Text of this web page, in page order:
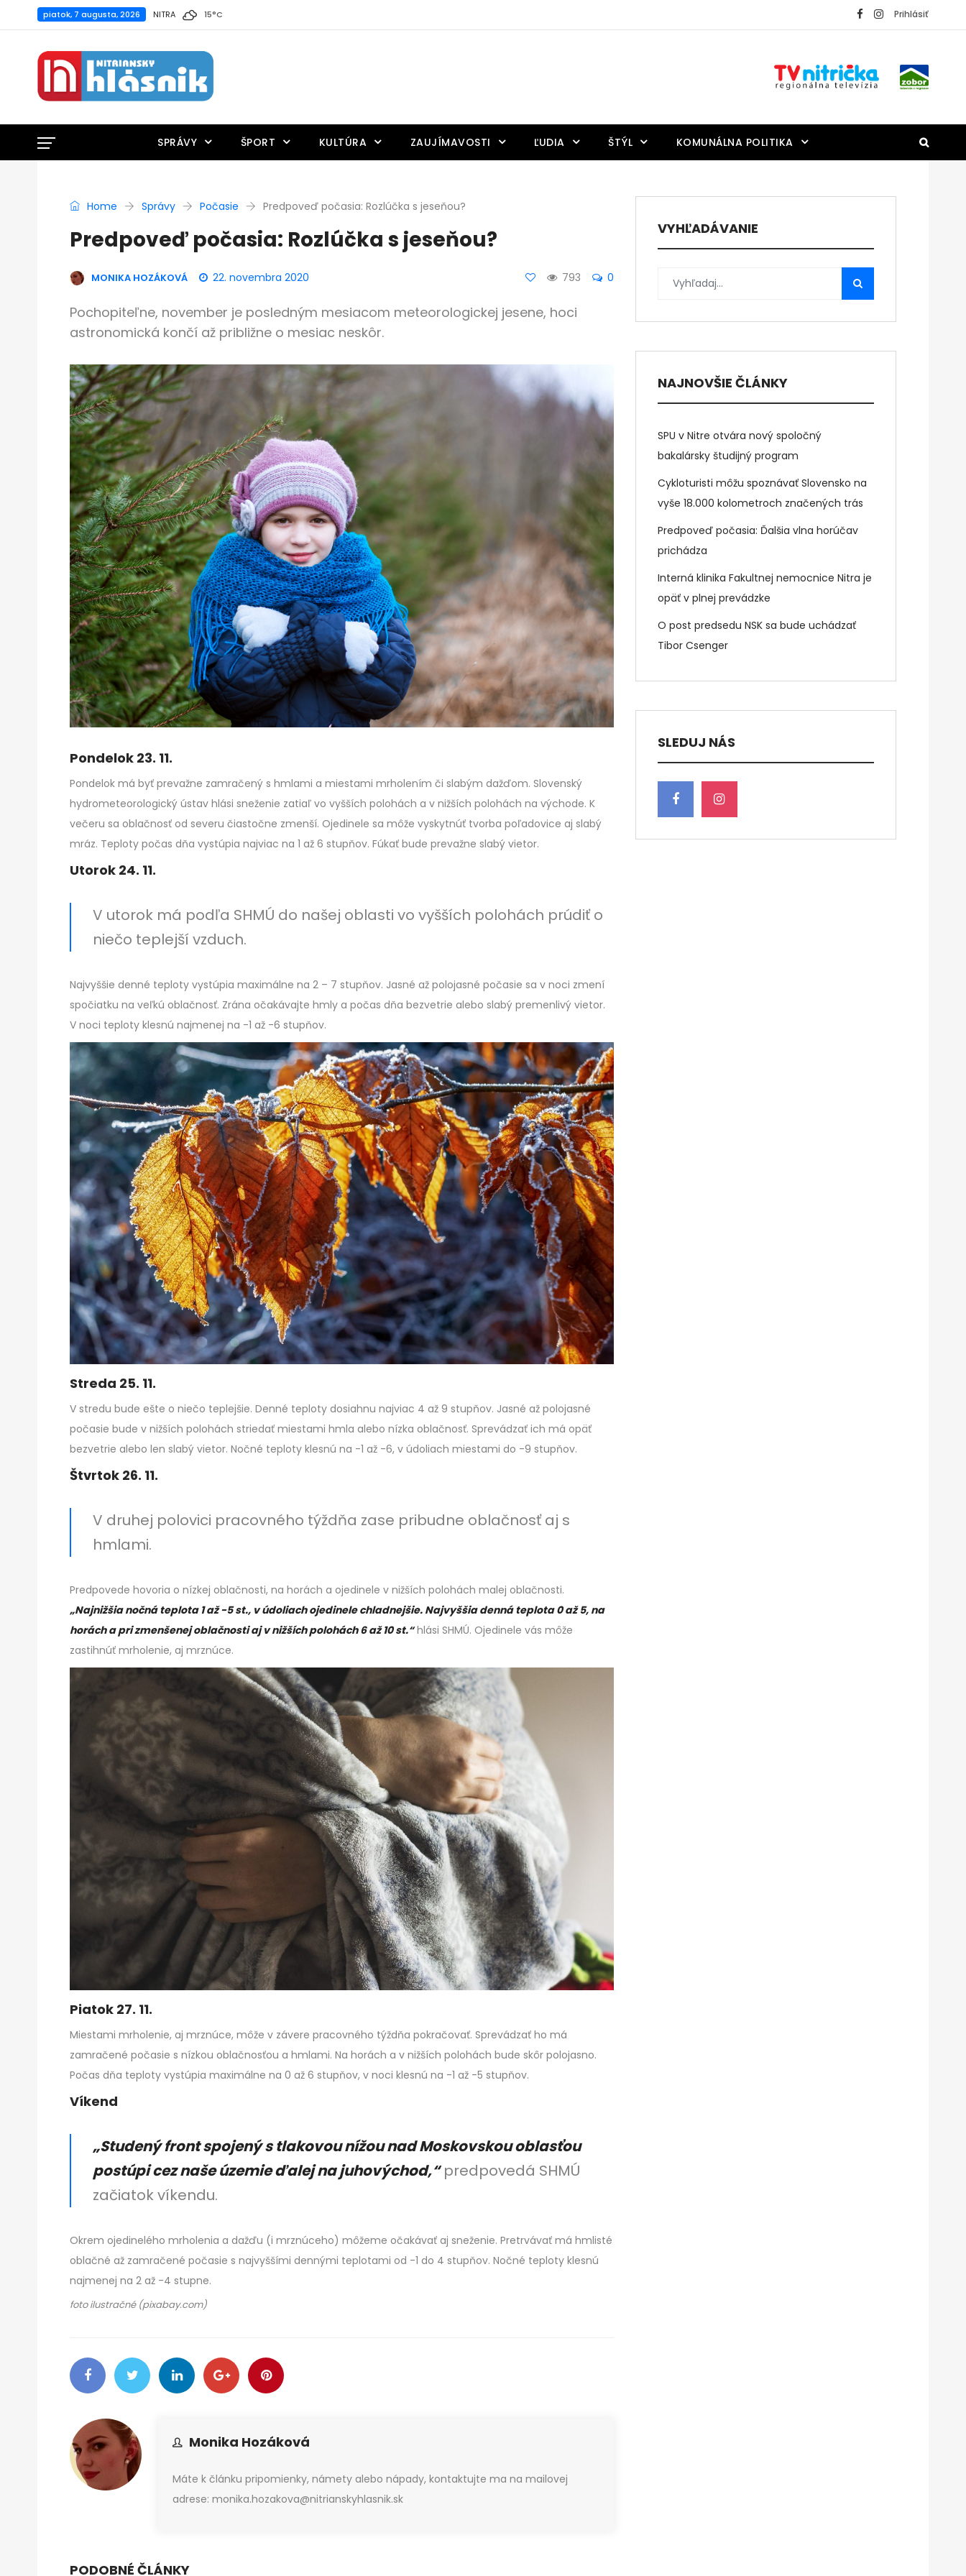
piatok, 7 augusta, 2026 NITRA 15°C Prihlásiť
SPRÁVY ŠPORT KULTÚRA ZAUJÍMAVOSTI ĽUDIA ŠTÝL KOMUNÁLNA POLITIKA
Home Správy Počasie Predpoveď počasia: Rozlúčka s jeseňou?
Predpoveď počasia: Rozlúčka s jeseňou?
MONIKA HOZÁKOVÁ 22. novembra 2020 793 0
Pochopiteľne, november je posledným mesiacom meteorologickej jesene, hoci
astronomická končí až približne o mesiac neskôr.
Pondelok 23. 11.
Pondelok má byť prevažne zamračený s hmlami a miestami mrholením či slabým dažďom. Slovenský
hydrometeorologický ústav hlási sneženie zatiaľ vo vyšších polohách a v nižších polohách na východe. K
večeru sa oblačnosť od severu čiastočne zmenší. Ojedinele sa môže vyskytnúť tvorba poľadovice aj slabý
mráz. Teploty počas dňa vystúpia najviac na 1 až 6 stupňov. Fúkať bude prevažne slabý vietor.
Utorok 24. 11.
V utorok má podľa SHMÚ do našej oblasti vo vyšších polohách prúdiť o
niečo teplejší vzduch.
Najvyššie denné teploty vystúpia maximálne na 2 – 7 stupňov. Jasné až polojasné počasie sa v noci zmení
spočiatku na veľkú oblačnosť. Zrána očakávajte hmly a počas dňa bezvetrie alebo slabý premenlivý vietor.
V noci teploty klesnú najmenej na -1 až -6 stupňov.
Streda 25. 11.
V stredu bude ešte o niečo teplejšie. Denné teploty dosiahnu najviac 4 až 9 stupňov. Jasné až polojasné
počasie bude v nižších polohách striedať miestami hmla alebo nízka oblačnosť. Sprevádzať ich má opäť
bezvetrie alebo len slabý vietor. Nočné teploty klesnú na -1 až -6, v údoliach miestami do -9 stupňov.
Štvrtok 26. 11.
V druhej polovici pracovného týždňa zase pribudne oblačnosť aj s
hmlami.
Predpovede hovoria o nízkej oblačnosti, na horách a ojedinele v nižších polohách malej oblačnosti.
„Najnižšia nočná teplota 1 až -5 st., v údoliach ojedinele chladnejšie. Najvyššia denná teplota 0 až 5, na
horách a pri zmenšenej oblačnosti aj v nižších polohách 6 až 10 st.“hlási SHMÚ. Ojedinele vás môže
zastihnúť mrholenie, aj mrznúce.
Piatok 27. 11.
Miestami mrholenie, aj mrznúce, môže v závere pracovného týždňa pokračovať. Sprevádzať ho má
zamračené počasie s nízkou oblačnosťou a hmlami. Na horách a v nižších polohách bude skôr polojasno.
Počas dňa teploty vystúpia maximálne na 0 až 6 stupňov, v noci klesnú na -1 až -5 stupňov.
Víkend
„Studený front spojený s tlakovou nížou nad Moskovskou oblasťou
postúpi cez naše územie ďalej na juhovýchod,“predpovedá SHMÚ
začiatok víkendu.
Okrem ojedinelého mrholenia a dažďu (i mrznúceho) môžeme očakávať aj sneženie. Pretrvávať má hmlisté
oblačné až zamračené počasie s najvyššími dennými teplotami od -1 do 4 stupňov. Nočné teploty klesnú
najmenej na 2 až -4 stupne.
foto ilustračné (pixabay.com)
Monika Hozáková
Máte k článku pripomienky, námety alebo nápady, kontaktujte ma na mailovej
adrese: monika.hozakova@nitrianskyhlasnik.sk
PODOBNÉ ČLÁNKY
VYHĽADÁVANIE
NAJNOVŠIE ČLÁNKY
SPU v Nitre otvára nový spoločný
bakalársky študijný program
Cykloturisti môžu spoznávať Slovensko na
vyše 18.000 kolometroch značených trás
Predpoveď počasia: Ďalšia vlna horúčav
prichádza
Interná klinika Fakultnej nemocnice Nitra je
opäť v plnej prevádzke
O post predsedu NSK sa bude uchádzať
Tibor Csenger
SLEDUJ NÁS